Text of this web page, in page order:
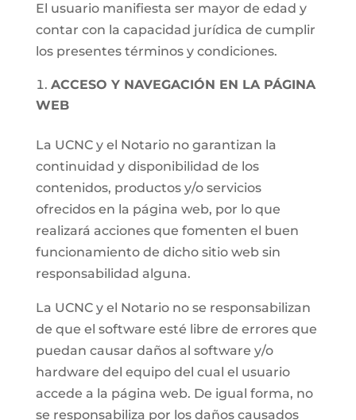
El usuario manifiesta ser mayor de edad y
contar con la capacidad jurídica de cumplir
los presentes términos y condiciones.
ACCESO Y NAVEGACIÓN EN LA PÁGINA
WEB
La UCNC y el Notario no garantizan la
continuidad y disponibilidad de los
contenidos, productos y/o servicios
ofrecidos en la página web, por lo que
realizará acciones que fomenten el buen
funcionamiento de dicho sitio web sin
responsabilidad alguna.
La UCNC y el Notario no se responsabilizan
de que el software esté libre de errores que
puedan causar daños al software y/o
hardware del equipo del cual el usuario
accede a la página web. De igual forma, no
se responsabiliza por los daños causados